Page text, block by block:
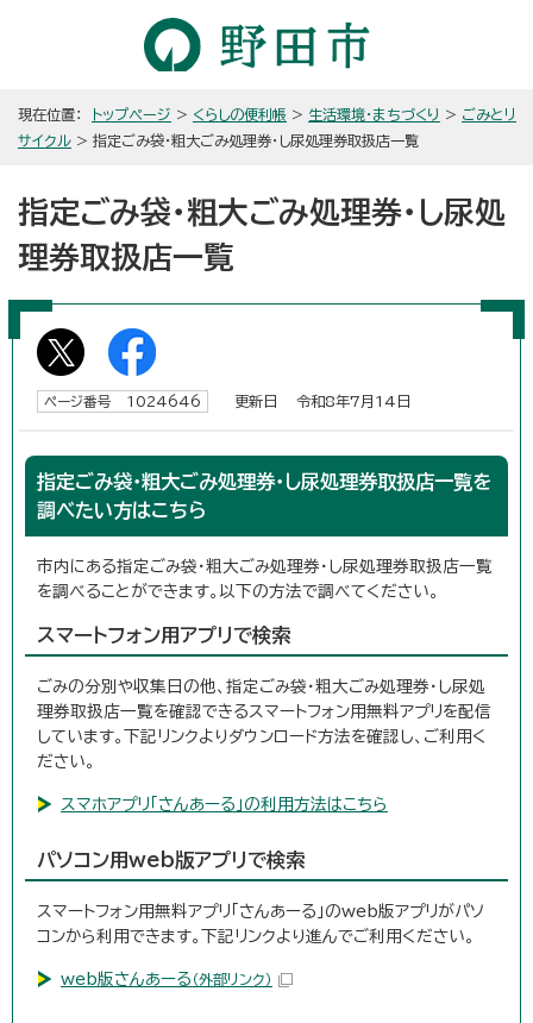
現在位置： トップページ > くらしの便利帳 > 生活環境・まちづくり > ごみとリ
サイクル > 指定ごみ袋・粗大ごみ処理券・し尿処理券取扱店一覧
指定ごみ袋・粗大ごみ処理券・し尿処
理券取扱店一覧
ページ番号 1024646 更新日 令和8年7月14日
指定ごみ袋・粗大ごみ処理券・し尿処理券取扱店一覧を
調べたい方はこちら
市内にある指定ごみ袋・粗大ごみ処理券・し尿処理券取扱店一覧
を調べることができます。以下の方法で調べてください。
スマートフォン用アプリで検索
ごみの分別や収集日の他、指定ごみ袋・粗大ごみ処理券・し尿処
理券取扱店一覧を確認できるスマートフォン用無料アプリを配信
しています。下記リンクよりダウンロード方法を確認し、ご利用く
ださい。
スマホアプリ「さんあーる」の利用方法はこちら
パソコン用web版アプリで検索
スマートフォン用無料アプリ「さんあーる」のweb版アプリがパソ
コンから利用できます。下記リンクより進んでご利用ください。
web版さんあーる （外部リンク）